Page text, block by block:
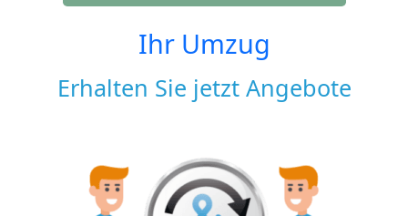
Ihr Umzug
Erhalten Sie jetzt Angebote